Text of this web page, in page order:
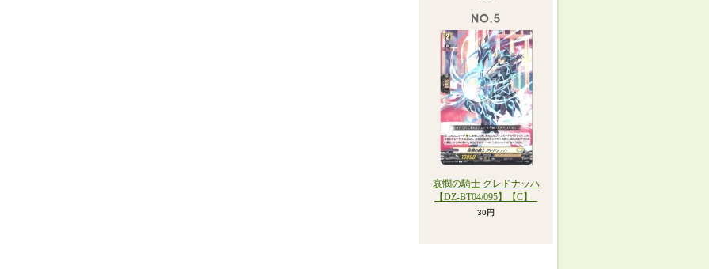
哀憫の騎士 グレドナッハ
【DZ-BT04/095】【C】_
30円